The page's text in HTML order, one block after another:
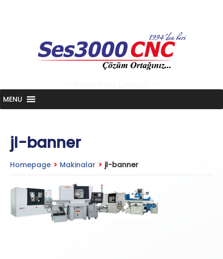
content
MENU
jl-banner
Homepage > Makinalar > jl-banner